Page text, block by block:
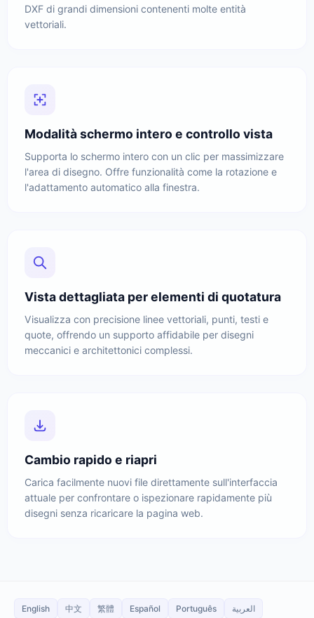
DXF di grandi dimensioni contenenti molte entità
vettoriali.
Modalità schermo intero e controllo vista
Supporta lo schermo intero con un clic per massimizzare
l'area di disegno. Offre funzionalità come la rotazione e
l'adattamento automatico alla finestra.
Vista dettagliata per elementi di quotatura
Visualizza con precisione linee vettoriali, punti, testi e
quote, offrendo un supporto affidabile per disegni
meccanici e architettonici complessi.
Cambio rapido e riapri
Carica facilmente nuovi file direttamente sull'interfaccia
attuale per confrontare o ispezionare rapidamente più
disegni senza ricaricare la pagina web.
English 中文 繁體 Español Português العربية